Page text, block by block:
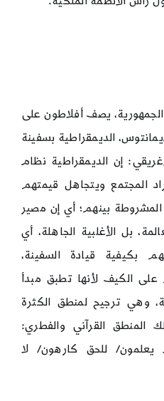
يصف أفلاطون على
الديمقراطية بسفينة
إن الديمقراطية نظام
المجتمع ويتجاهل قيمتهم
بينهم؛ أي إن مصير
بل الأغلبية الجاهلة، أي
بكيفية قيادة السفينة،
على الكيف لأنها تطبق مبدأ
وهي ترجيح لمنطق الكثرة
المنطق القرآني والفطري:
يعلمون/ للحق كارهون/ لا